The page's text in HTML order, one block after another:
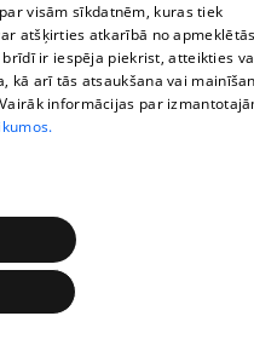
visām sīkdatnēm, kuras tiek
atšķirties atkarībā no
ir iespēja piekrist, atteikties
kā arī tās atsaukšana vai
informācijas par